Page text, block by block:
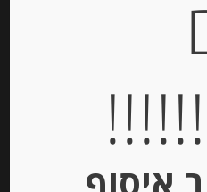
לסל